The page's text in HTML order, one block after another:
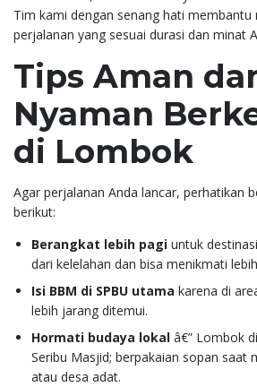
Tim kami dengan senang hati membantu
perjalanan yang sesuai durasi dan minat
Tips Aman
Nyaman
di Lombok
Agar perjalanan Anda lancar, perhatikan
berikut:
Berangkat lebih pagi untuk
dari kelelahan dan bisa menikmati
Isi BBM di SPBU utama karena di
lebih jarang ditemui.
Hormati budaya lokal â€” Lombok
Seribu Masjid; berpakaian sopan saat
atau desa adat.